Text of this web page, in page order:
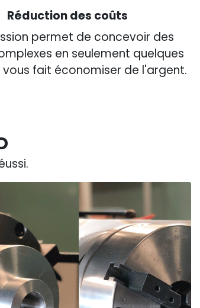
Réduction des coûts
permet de concevoir des
en seulement quelques
vous fait économiser de l'argent.